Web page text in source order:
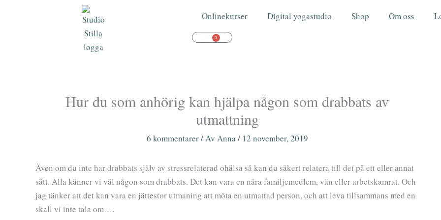
Onlinekurser Digital yogastudio Shop Om oss
0
Varukorg
Hur du som anhörig kan hjälpa någon som drabbats av
utmattning
6 kommentarer/ Av Anna/ 12 november, 2019
Även om du inte har drabbats själv av stressrelaterad ohälsa så kan du säkert relatera till det på ett eller annat
sätt. Alla känner vi väl någon som drabbats. Det kan vara en nära familjemedlem, vän eller arbetskamrat. Och
jag tänker att det kan vara en jättestor utmaning att möta en utmattad person, och att leva tillsammans med en
skall vi inte tala om….